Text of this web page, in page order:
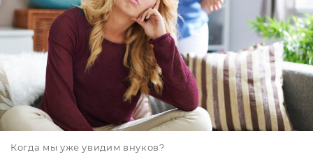
Когда мы уже увидим внуков?